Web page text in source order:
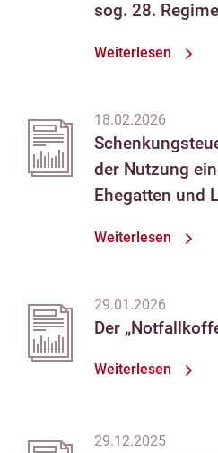
sog. 28.
Weiterlesen
18.02.2026
der Nutzung
Ehegatten und
Weiterlesen
29.01.2026
Der
Weiterlesen
29.12.2025